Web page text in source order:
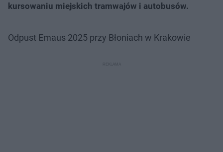
kursowaniu miejskich tramwajów i autobusów.
Odpust Emaus 2025 przy Błoniach w Krakowie